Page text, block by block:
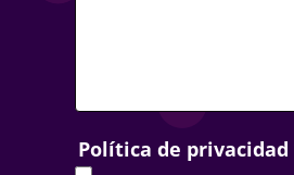
Política de privacidad